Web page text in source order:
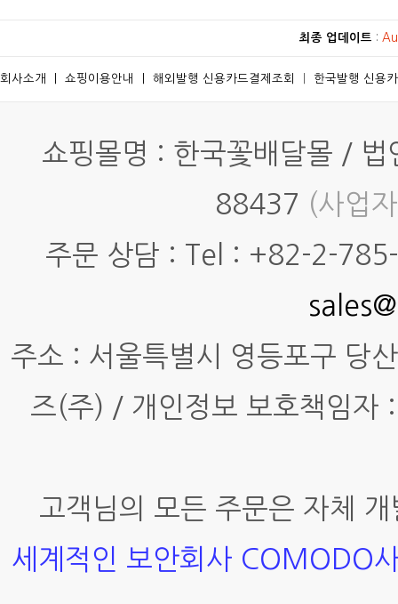
최종 업데이트 :
회사소개 쇼핑이용안내 해외발행 신용카드결제조회 한국발행 신용
쇼핑몰명 : 한국꽃배달몰 /
88437 (사업
주문 상담 : Tel : +82-2-
주소 : 서울특별시 영등포구 당
즈(주) / 개인정보 보호책임
고객님의 모든 주문은 자체
세계적인 보안회사 COMODO